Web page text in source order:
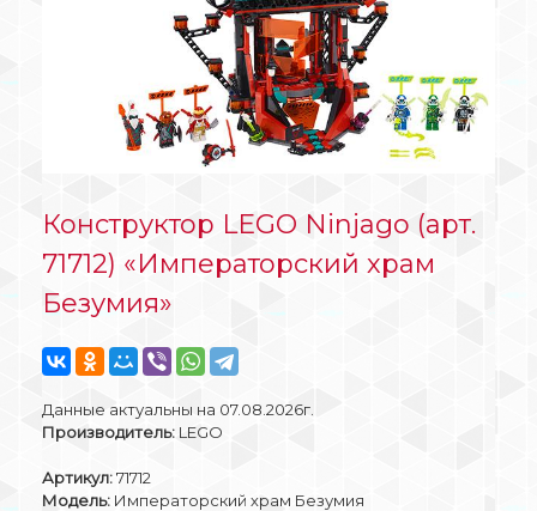
Конструктор LEGO Ninjago (арт.
71712) «Императорский храм
Безумия»
Данные актуальны на 07.08.2026г.
Производитель: LEGO
Артикул:71712
Модель: Императорский храм Безумия